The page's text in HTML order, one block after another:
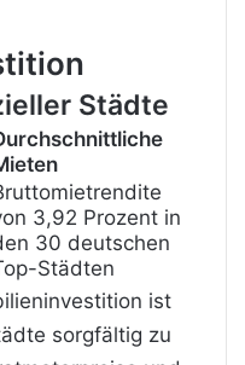
Städte
3,92 Prozent in
30 deutschen
Städten
ist
sorgfältig zu